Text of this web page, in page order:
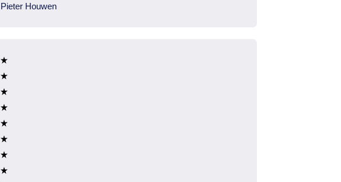
Pieter Houwen